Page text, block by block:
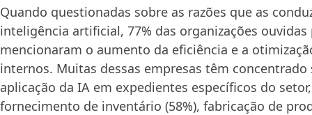
Quando questionadas sobre as razões que as
inteligência artificial, 77% das organizações ouvidas
mencionaram o aumento da eficiência e a
internos. Muitas dessas empresas têm concentrado
aplicação da IA em expedientes específicos do
fornecimento de inventário (58%), fabricação de